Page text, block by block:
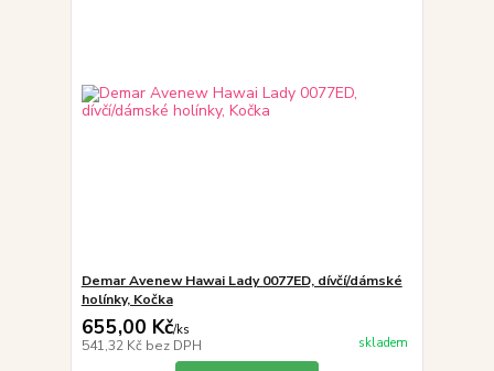
Demar Avenew Hawai Lady 0077ED, dívčí/dámské
holínky, Kočka
655,00 Kč/ks
541,32 Kč bez DPH skladem